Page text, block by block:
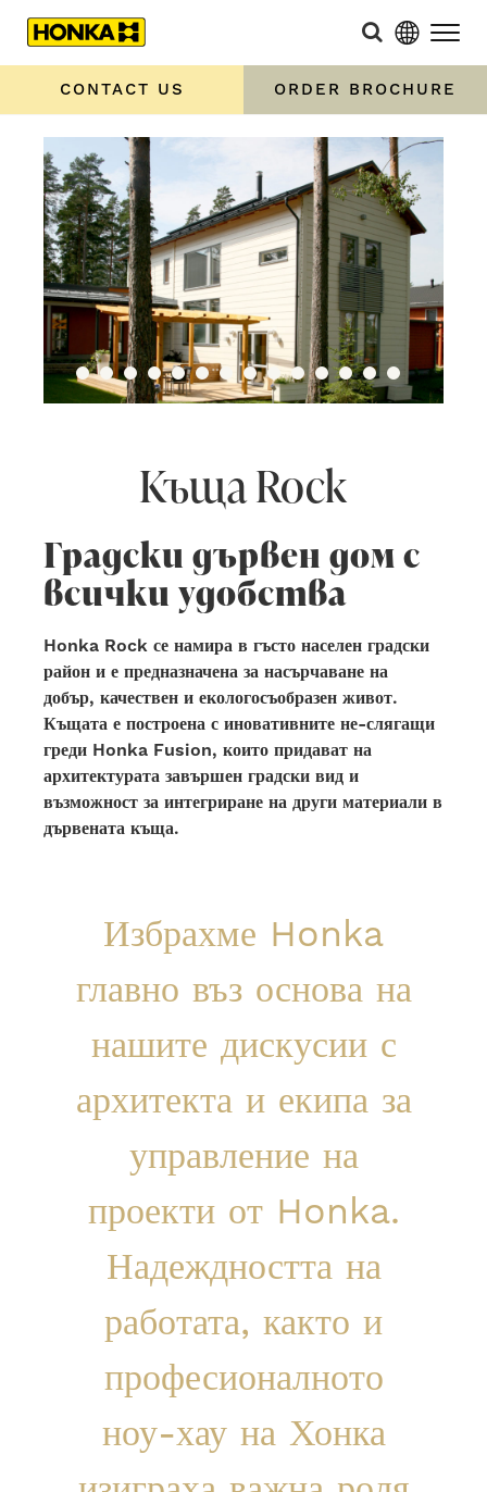
CONTACT US ORDER BROCHURE
Къща Rock
Градски дървен дом с
всички удобства
Honka Rock се намира в гъсто населен градски
район и е предназначена за насърчаване на
добър, качествен и екологосъобразен живот.
Къщата е построена с иновативните не-слягащи
греди Honka Fusion, които придават на
архитектурата завършен градски вид и
възможност за интегриране на други материали в
дървената къща.
Избрахме Honka
главно въз основа на
нашите дискусии с
архитекта и екипа за
управление на
проекти от Honka.
Надеждността на
работата, както и
професионалното
ноу-хау на Хонка